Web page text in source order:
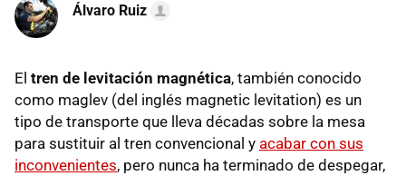
Álvaro Ruiz
El tren de levitación magnética, también conocido
como maglev (del inglés magnetic levitation) es un
tipo de transporte que lleva décadas sobre la mesa
para sustituir al tren convencional y acabar con sus
inconvenientes, pero nunca ha terminado de despegar,